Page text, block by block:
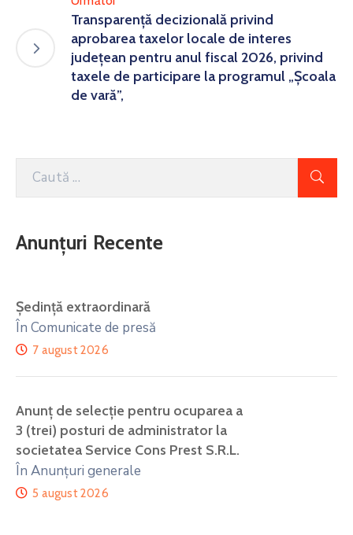
Transparență decizională privind
aprobarea taxelor locale de interes
județean pentru anul fiscal 2026, privind
taxele de participare la programul „Școala
de vară”,
Anunțuri Recente
Ședință extraordinară
În Comunicate de presă
7 august 2026
Anunţ de selecţie pentru ocuparea a
3 (trei) posturi de administrator la
societatea Service Cons Prest S.R.L.
În Anunțuri generale
5 august 2026